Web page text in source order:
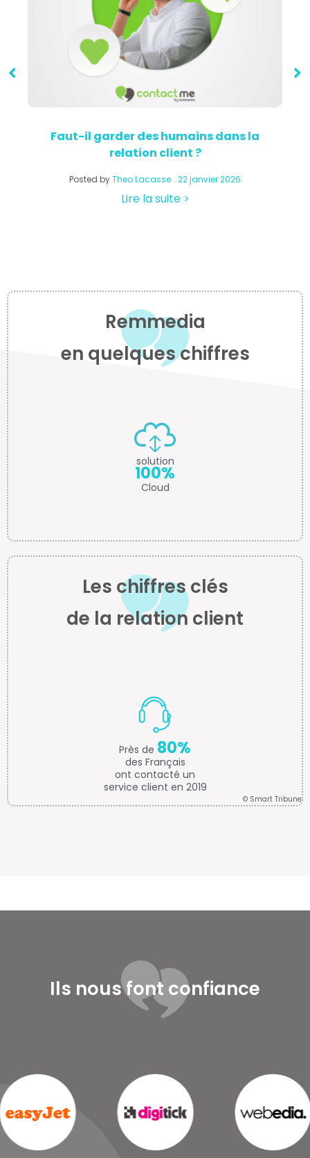
Faut-il garder des humains dans la
relation client ?
Posted byTheo Lacasse 22 janvier 2026
Lire la suite >
Remmedia
en quelques chiffres
solution
100%
Cloud
Les chiffres clés
de la relation client
Près de 80%
des Français
ont contacté un
service client en 2019
© Smart Tribune
Ils nous font confiance